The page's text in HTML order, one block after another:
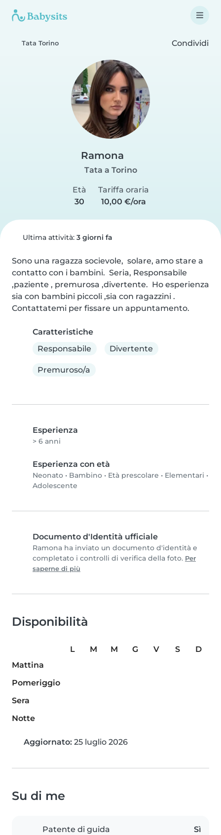
Tata Torino Condividi
Ramona
Tata a Torino
Età
30
Tariffa oraria
10,00 €/ora
Ultima attività: 3 giorni fa
Sono una ragazza socievole,  solare, amo stare a
contatto con i bambini.  Seria, Responsabile
,paziente , premurosa ,divertente.  Ho esperienza
sia con bambini piccoli ,sia con ragazzini .
Contattatemi per fissare un appuntamento.
Caratteristiche
Responsabile
Divertente
Premuroso/a
Esperienza
> 6 anni
Esperienza con età
Neonato • Bambino • Età prescolare • Elementari •
Adolescente
Documento d'Identità ufficiale
Ramona ha inviato un documento d'identità e
completato i controlli di verifica della foto. Per
saperne di più
Disponibilità
L M M G V S
D
Mattina
Pomeriggio
Sera
Notte
Aggiornato: 25 luglio 2026
Su di me
Patente di guida Sì